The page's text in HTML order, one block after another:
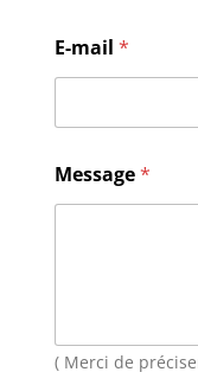
E-mail *
o
m
M
Message*
( Merci de